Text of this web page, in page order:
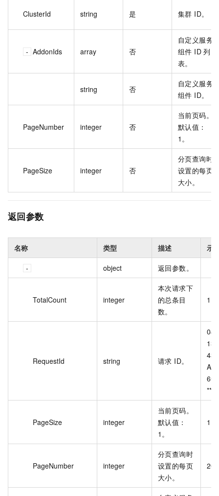
ClusterId string 是 集群 ID。
AddonIds array 否
自定义服务
组件 ID 列
表。
string 否
自定义服务
组件 ID。
PageNumber integer 否
当前页码。
默认值：
1。
PageSize integer 否
分页查询时
设置的每页
大小。
返回参数
名称 类型 描述 示
object 返回参数。
TotalCount integer
本次请求下
的总条目
数。
1
RequestId string 请求 ID。
***
PageSize integer
当前页码。
默认值：
1。
1
PageNumber integer
分页查询时
设置的每页
大小。
20